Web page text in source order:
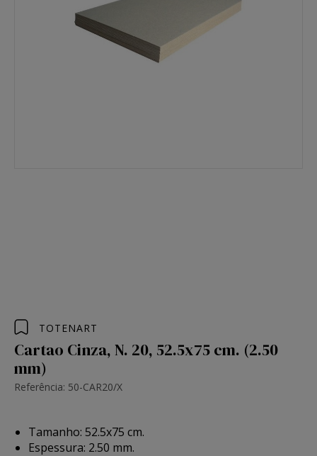
TOTENART
Cartao Cinza, N. 20, 52.5x75 cm. (2.50
mm)
Referência: 50-CAR20/X
Tamanho: 52.5x75 cm.
Espessura: 2.50 mm.